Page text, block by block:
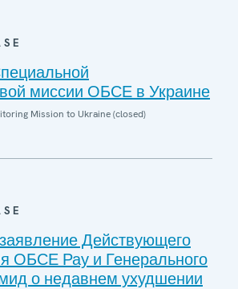
миссии ОБСЕ в Украине
Mission to Ukraine (closed)
Действующего
ОБСЕ Рау и Генерального
о недавнем ухудшении